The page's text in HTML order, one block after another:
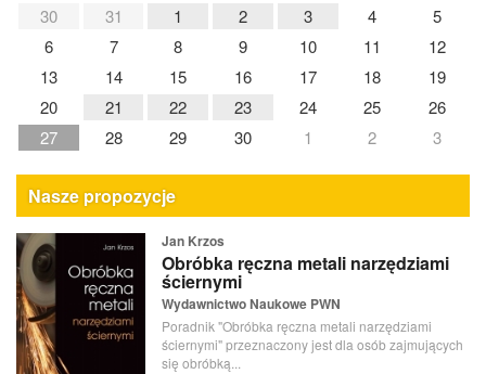
30 31 1 2 3 4
5
6
7 8 9 10 11
12
13
14 15 16 17 18
19
20
21 22 23 24 25
26
27
28 29 30 1 2 3
Nasze propozycje
Jan Krzos
Obróbka ręczna metali narzędziami
ściernymi
Wydawnictwo Naukowe PWN
Poradnik "Obróbka ręczna metali narzędziami
ściernymi" przeznaczony jest dla osób zajmujących
się obróbką...